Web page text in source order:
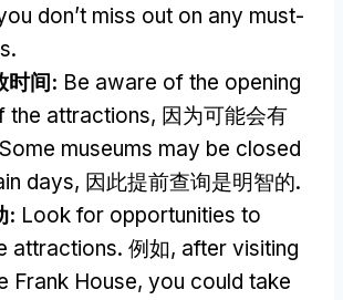
don’t miss out on any must-
.
时间: Be aware of the opening
the attractions, 因为可能会有
Some museums may be closed
days, 因此提前查询是明智的.
: Look for opportunities to
attractions. 例如, after visiting
Frank House, you could take